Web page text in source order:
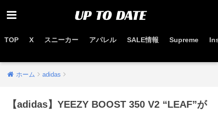
TOP X スニーカー アパレル SALE情報 Supreme
ホーム adidas
【adidas】YEEZY BOOST 350 V2 “LEAF”が